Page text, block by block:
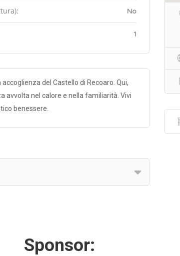
No
1
del Castello di Recoaro. Qui,
avvolta nel calore e nella familiarità. Vivi
benessere.
Sponsor: